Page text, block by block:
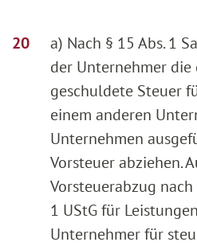
a) Nach § 15 Abs. 1
der Unternehmer die
geschuldete Steuer
einem anderen
Unternehmen
Vorsteuer abziehen.
Vorsteuerabzug nach
1 UStG für
Unternehmer für